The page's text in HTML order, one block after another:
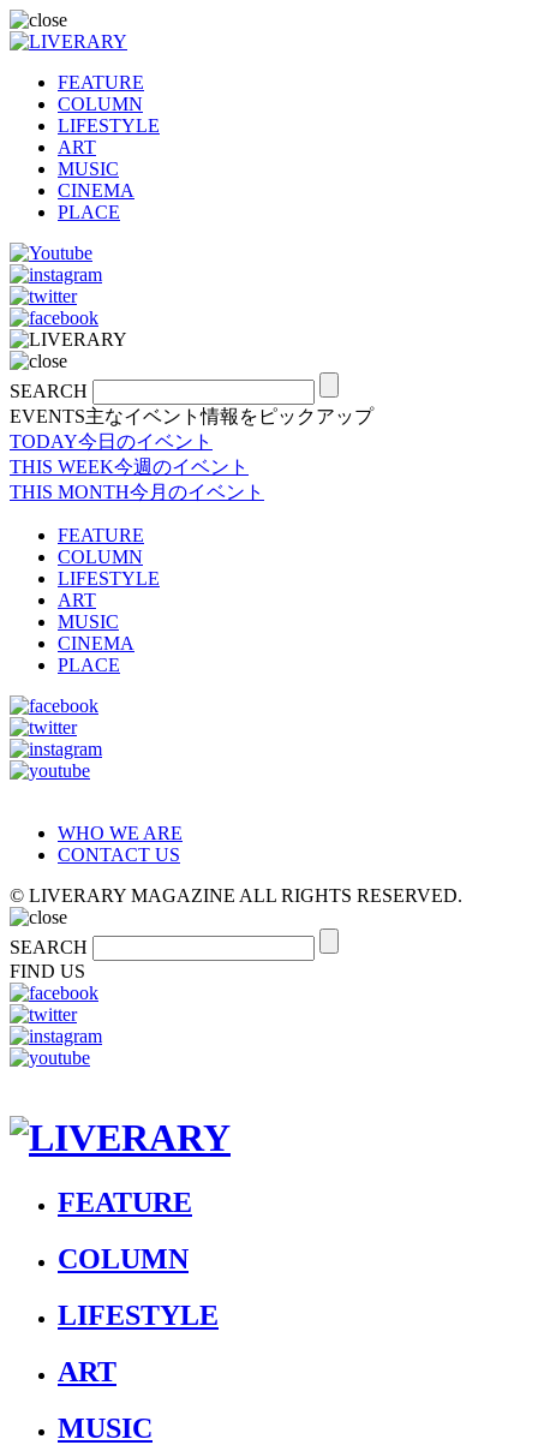
FEATURE
COLUMN
LIFESTYLE
ART
MUSIC
CINEMA
PLACE
SEARCH
EVENTS主なイベント情報をピックアップ
TODAY今日のイベント
THIS WEEK今週のイベント
THIS MONTH今月のイベント
FEATURE
COLUMN
LIFESTYLE
ART
MUSIC
CINEMA
PLACE
WHO WE ARE
CONTACT US
© LIVERARY MAGAZINE ALL RIGHTS RESERVED.
SEARCH
FIND US
FEATURE
COLUMN
LIFESTYLE
ART
MUSIC